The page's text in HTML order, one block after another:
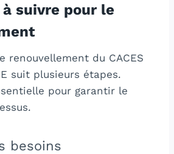
suivre pour le
renouvellement du CACES
suit plusieurs étapes.
pour garantir le
besoins